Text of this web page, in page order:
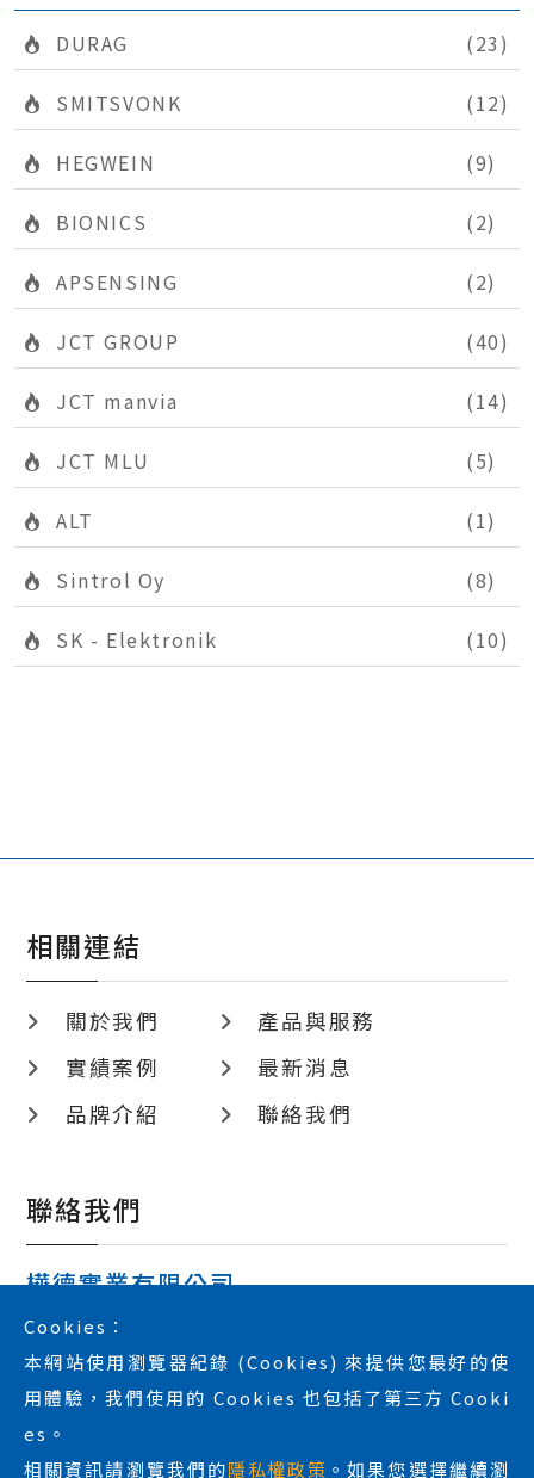
DURAG (23)
SMITSVONK (12)
HEGWEIN (9)
BIONICS (2)
APSENSING (2)
JCT GROUP (40)
JCT manvia (14)
JCT MLU (5)
ALT (1)
Sintrol Oy (8)
SK - Elektronik (10)
相關連結
關於我們
產品與服務
實績案例
最新消息
品牌介紹
聯絡我們
聯絡我們
樺德實業有限公司
806604 高雄市前鎮區新衙路286-7號5F-2
huade-tec@umail.hinet.net
07-8211160
07-8212102
Cookies：
本網站使用瀏覽器紀錄 (Cookies) 來提供您最好的使
用體驗，我們使用的 Cookies 也包括了第三方 Cooki
es。
相關資訊請瀏覽我們的隱私權政策 。如果您選擇繼續瀏